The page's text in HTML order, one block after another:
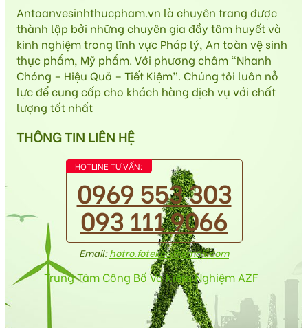
Antoanvesinhthucpham.vn là chuyên trang được
thành lập bởi những chuyên gia đầy tâm huyết và
kinh nghiệm trong lĩnh vực Pháp lý, An toàn vệ sinh
thực phẩm, Mỹ phẩm. Với phương châm “Nhanh
Chóng – Hiệu Quả – Tiết Kiệm”. Chúng tôi luôn nỗ
lực để cung cấp cho khách hàng dịch vụ với chất
lượng tốt nhất
THÔNG TIN LIÊN HỆ
HOTLINE TƯ VẤN:
0969 553 303
093 111 9066
Email:hotro.fotekco@gmail.com
Trung Tâm Công Bố Và Kiểm Nghiệm AZF